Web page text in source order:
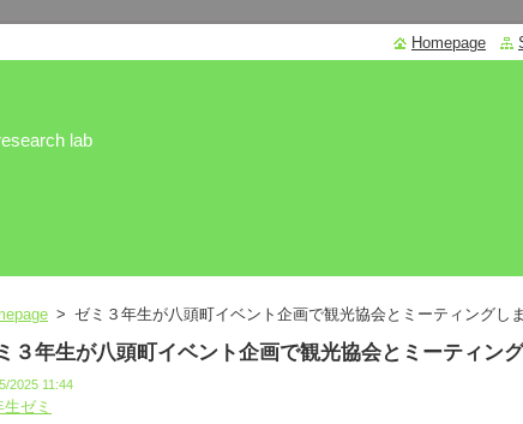
lab
> ゼミ３年生が八頭町イベント企画で観光協会とミーティングし
３年生が八頭町イベント企画で観光協会とミーティン
2025 11:44
生ゼミ
Homepage